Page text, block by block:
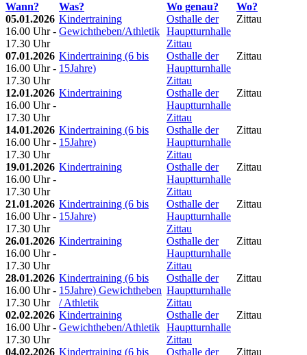
Wann?
Was? Wo genau?
Wo?
05.01.2026
16.00 Uhr -
17.30 Uhr
Kindertraining
Gewichtheben/Athletik
Osthalle der
Hauptturnhalle
Zittau
Zittau
07.01.2026
16.00 Uhr -
17.30 Uhr
Kindertraining (6 bis
15Jahre)
Osthalle der
Hauptturnhalle
Zittau
Zittau
12.01.2026
16.00 Uhr -
17.30 Uhr
Kindertraining
Osthalle der
Hauptturnhalle
Zittau
Zittau
14.01.2026
16.00 Uhr -
17.30 Uhr
Kindertraining (6 bis
15Jahre)
Osthalle der
Hauptturnhalle
Zittau
Zittau
19.01.2026
16.00 Uhr -
17.30 Uhr
Kindertraining
Osthalle der
Hauptturnhalle
Zittau
Zittau
21.01.2026
16.00 Uhr -
17.30 Uhr
Kindertraining (6 bis
15Jahre)
Osthalle der
Hauptturnhalle
Zittau
Zittau
26.01.2026
16.00 Uhr -
17.30 Uhr
Kindertraining
Osthalle der
Hauptturnhalle
Zittau
Zittau
28.01.2026
16.00 Uhr -
17.30 Uhr
Kindertraining (6 bis
15Jahre) Gewichtheben
/ Athletik
Osthalle der
Hauptturnhalle
Zittau
Zittau
02.02.2026
16.00 Uhr -
17.30 Uhr
Kindertraining
Gewichtheben/Athletik
Osthalle der
Hauptturnhalle
Zittau
Zittau
04.02.2026 Kindertraining (6 bis
Osthalle der
Zittau